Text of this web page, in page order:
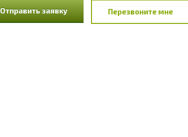
Отправить заявку Перезвоните мне